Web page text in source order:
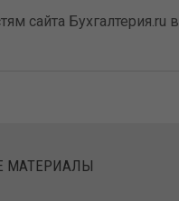
сайта Бухгалтерия.ru в
МАТЕРИАЛЫ